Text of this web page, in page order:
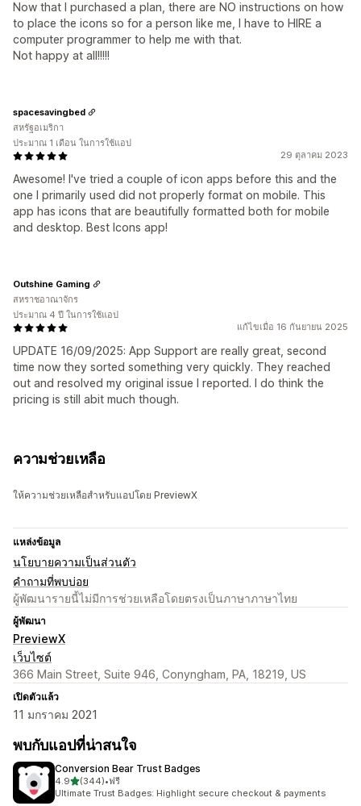
Now that I purchased a plan, there are NO instructions on how
to place the icons so for a person like me, I have to HIRE a
computer programmer to help me with that.
Not happy at all!!!!!
29 ตุลาคม 2023
Awesome! I've tried a couple of icon apps before this and the
one I primarily used did not properly format on mobile. This
app has icons that are beautifully formatted both for mobile
and desktop. Best Icons app!
spacesavingbed
สหรัฐอเมริกา
ประมาณ 1 เดือน ในการใช้แอป
แก้ไขเมื่อ 16 กันยายน 2025
UPDATE 16/09/2025: App Support are really great, second
time now they sorted something very quickly. They reached
out and resolved my original issue I reported. I do think the
pricing is still abit much though.
Outshine Gaming
สหราชอาณาจักร
ประมาณ 4 ปี ในการใช้แอป
ความช่วยเหลือ
ให้ความช่วยเหลือสำหรับแอปโดย PreviewX
แหล่งข้อมูล
นโยบายความเป็นส่วนตัว
คำถามที่พบบ่อย
ผู้พัฒนารายนี้ไม่มีการช่วยเหลือโดยตรงเป็นภาษาภาษาไทย
ผู้พัฒนา
PreviewX
เว็บไซต์
366 Main Street, Suite 946, Conyngham, PA, 18219, US
เปิดตัวแล้ว
11 มกราคม 2021
พบกับแอปที่น่าสนใจ
Conversion Bear Trust Badges
4.9เต็ม 5 ดาว
(344)
ทั้งหมด 344 รีวิว
•ฟรี
Ultimate Trust Badges: Highlight secure checkout & payments